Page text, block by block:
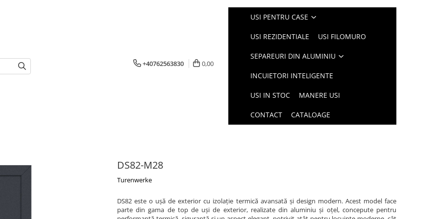
+40762563830 0,00
USI PENTRU CASE
USI REZIDENTIALE USI FILOMURO
SEPAREURI DIN ALUMINIU
INCUIETORI INTELIGENTE
USI IN STOC MANERE USI
CONTACT CATALOAGE
DS82-M28
Turenwerke
DS82 este o ușă de exterior cu izolație termică avansată și design modern. Acest model face
parte din gama de top de uși de exterior, realizate din aluminiu și oțel, concepute pentru